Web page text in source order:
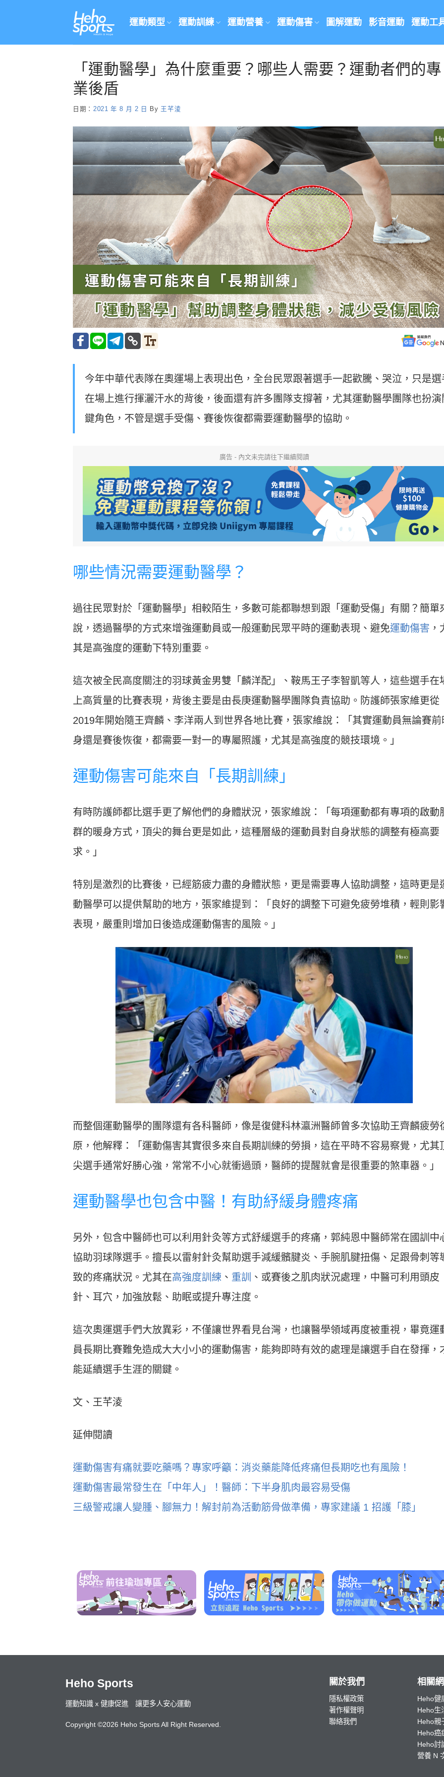
運動類型 運動訓練 運動營養 運動傷害 圖解運動 影音運動 運動工
「運動醫學」為什麼重要？哪些人需要？運動者們的專
業後盾
日期： 2021 年 8 月 2 日 By 王芊淩
今年中華代表隊在奧運場上表現出色，全台民眾跟著選手一起歡騰、哭泣，只是選
在場上進行揮灑汗水的背後，後面還有許多團隊支撐著，尤其運動醫學團隊也扮演
鍵角色，不管是選手受傷、賽後恢復都需要運動醫學的協助。
廣告 - 內文未完請往下繼續閱讀
哪些情況需要運動醫學？
過往民眾對於「運動醫學」相較陌生，多數可能都聯想到跟「運動受傷」有關？簡單
說，透過醫學的方式來增強運動員或一般運動民眾平時的運動表現、避免運動傷害 ，
其是高強度的運動下特別重要。
這次被全民高度關注的羽球黃金男雙「麟洋配」、鞍馬王子李智凱等人，這些選手在
上高質量的比賽表現，背後主要是由長庚運動醫學團隊負責協助。防護師張家維更從
2019年開始隨王齊麟、李洋兩人到世界各地比賽，張家維說：「其實運動員無論賽前
身還是賽後恢復，都需要一對一的專屬照護，尤其是高強度的競技環境。」
運動傷害可能來自「長期訓練」
有時防護師都比選手更了解他們的身體狀況，張家維說：「每項運動都有專項的啟動
群的暖身方式，頂尖的舞台更是如此，這種層級的運動員對自身狀態的調整有極高要
求。」
特別是激烈的比賽後，已經筋疲力盡的身體狀態，更是需要專人協助調整，這時更是
動醫學可以提供幫助的地方，張家維提到：「良好的調整下可避免疲勞堆積，輕則影
表現，嚴重則增加日後造成運動傷害的風險。」
而整個運動醫學的團隊還有各科醫師，像是復健科林瀛洲醫師曾多次協助王齊麟疲勞
原，他解釋：「運動傷害其實很多來自長期訓練的勞損，這在平時不容易察覺，尤其
尖選手通常好勝心強，常常不小心就衝過頭，醫師的提醒就會是很重要的煞車器。」
運動醫學也包含中醫！有助紓緩身體疼痛
另外，包含中醫師也可以利用針灸等方式舒緩選手的疼痛，郭純恩中醫師常在國訓中
協助羽球隊選手。擅長以雷射針灸幫助選手減緩髕腱炎、手腕肌腱扭傷、足跟骨刺等
致的疼痛狀況。尤其在高強度訓練 、 重訓 、或賽後之肌肉狀況處理，中醫可利用頭皮
針、耳穴，加強放鬆、助眠或提升專注度。
這次奧運選手們大放異彩，不僅讓世界看見台灣，也讓醫學領域再度被重視，畢竟運
員長期比賽難免造成大大小小的運動傷害，能夠即時有效的處理是讓選手自在發揮，
能延續選手生涯的關鍵。
文、王芊淩
延伸閱讀
運動傷害有痛就要吃藥嗎？專家呼籲：消炎藥能降低疼痛但長期吃也有風險！
運動傷害最常發生在「中年人」！醫師：下半身肌肉最容易受傷
三級警戒讓人變腫、腳無力！解封前為活動筋骨做準備，專家建議 1 招護「膝」
Heho運動科技大調查｜健康整合服
務！賦優適能共同創辦人楊貫中：個
人教練像計程車、精準直達目標
Heho運動科技大調查｜科技體適能
檢測是什麼？體育署「運動企業認
證」逾千家企業響應
Heho運動科技大調查｜214 萬
動數據揭密！數據應用促進國
Heho Sports
運動知識 x 健康促進 讓更多人安心運動
Copyright ©2026 Heho Sports All Right Reserved.
關於我們
隱私權政策
著作權聲明
聯絡我們
相關
Heho健
Heho生
Heho親
Heho癌
Heho討
營養 N